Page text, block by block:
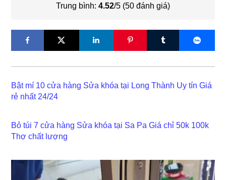
Trung bình: 4.52/5 (50 đánh giá)
Bật mí 10 cửa hàng Sửa khóa tại Long Thành Uy tín Giá
rẻ nhất 24/24
Bỏ túi 7 cửa hàng Sửa khóa tại Sa Pa Giá chỉ 50k 100k
Thợ chất lượng